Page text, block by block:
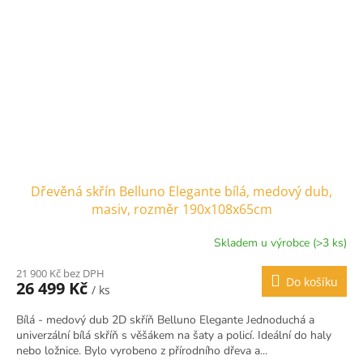
Dřevěná skřín Belluno Elegante bílá, medový dub,
masiv, rozměr 190x108x65cm
Skladem u výrobce (>3 ks)
21 900 Kč bez DPH
26 499 Kč / ks
Do košíku
Bílá - medový dub 2D skříň Belluno Elegante Jednoduchá a
univerzální bílá skříň s věšákem na šaty a policí. Ideální do haly
nebo ložnice. Bylo vyrobeno z přírodního dřeva a...